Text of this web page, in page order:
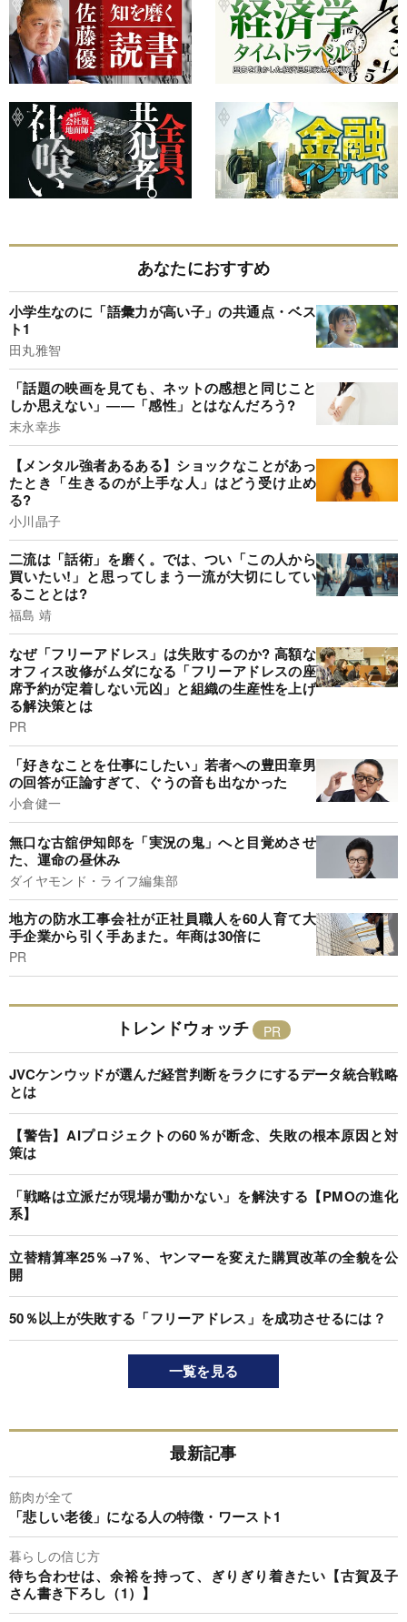
あなたにおすすめ
小学生なのに「語彙力が高い子」の共通点・ベス
ト1
田丸雅智
「話題の映画を見ても、ネットの感想と同じこと
しか思えない」――「感性」とはなんだろう?
末永幸歩
【メンタル強者あるある】ショックなことがあっ
たとき「生きるのが上手な人」はどう受け止め
る?
小川晶子
二流は「話術」を磨く。では、つい「この人から
買いたい!」と思ってしまう一流が大切にしてい
ることとは?
福島 靖
なぜ「フリーアドレス」は失敗するのか? 高額な
オフィス改修がムダになる「フリーアドレスの座
席予約が定着しない元凶」と組織の生産性を上げ
る解決策とは
PR
「好きなことを仕事にしたい」若者への豊田章男
の回答が正論すぎて、ぐうの音も出なかった
小倉健一
無口な古舘伊知郎を「実況の鬼」へと目覚めさせ
た、運命の昼休み
ダイヤモンド・ライフ編集部
地方の防水工事会社が正社員職人を60人育て大
手企業から引く手あまた。年商は30倍に
PR
トレンドウォッチ
JVCケンウッドが選んだ経営判断をラクにするデータ統合戦略
とは
【警告】AIプロジェクトの60％が断念、失敗の根本原因と対
策は
「戦略は立派だが現場が動かない」を解決する【PMOの進化
系】
立替精算率25％→7％、ヤンマーを変えた購買改革の全貌を公
開
50％以上が失敗する「フリーアドレス」を成功させるには？
一覧を見る
最新記事
筋肉が全て
「悲しい老後」になる人の特徴・ワースト1
暮らしの信じ方
待ち合わせは、余裕を持って、ぎりぎり着きたい【古賀及子
さん書き下ろし（1）】